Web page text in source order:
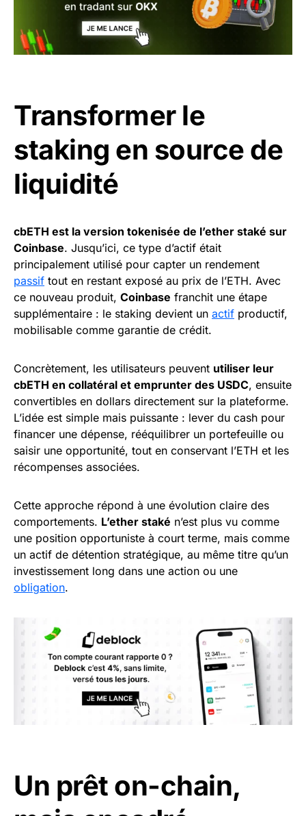
Transformer le
staking en source de
liquidité
cbETH est la version tokenisée de l’ether staké sur
Coinbase. Jusqu’ici, ce type d’actif était
principalement utilisé pour capter un rendement
passif tout en restant exposé au prix de l’ETH. Avec
ce nouveau produit, Coinbase franchit une étape
supplémentaire : le staking devient un actif productif,
mobilisable comme garantie de crédit.
Concrètement, les utilisateurs peuvent utiliser leur
cbETH en collatéral et emprunter des USDC, ensuite
convertibles en dollars directement sur la plateforme.
L’idée est simple mais puissante : lever du cash pour
financer une dépense, rééquilibrer un portefeuille ou
saisir une opportunité, tout en conservant l’ETH et les
récompenses associées.
Cette approche répond à une évolution claire des
comportements. L’ether staké n’est plus vu comme
une position opportuniste à court terme, mais comme
un actif de détention stratégique, au même titre qu’un
investissement long dans une action ou une
obligation.
Un prêt on-chain,